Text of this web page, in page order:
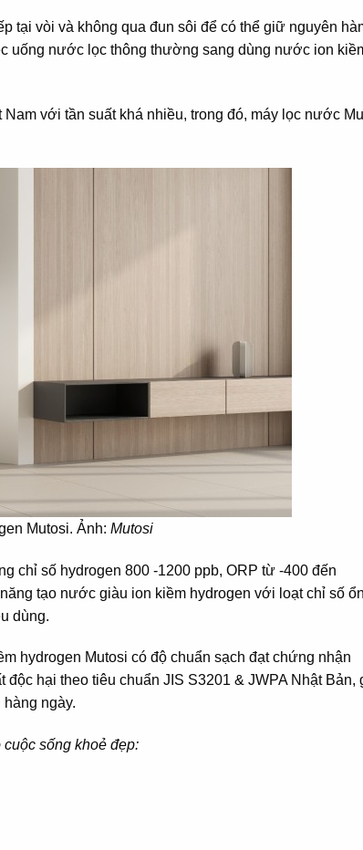
tại vòi và không qua đun sôi để có thể giữ nguyên
uống nước lọc thông thường sang dùng nước ion
với tần suất khá nhiều, trong đó, máy lọc nước
Mutosi. Ảnh: Mutosi
chỉ số hydrogen 800 -1200 ppb, ORP từ -400 đến
tạo nước giàu ion kiềm hydrogen với loạt chỉ số ổn
dùng.
hydrogen Mutosi có độ chuẩn sạch đạt chứng nhận
hại theo tiêu chuẩn JIS S3201 & JWPA Nhật Bản,
ngày.
sống khoẻ đẹp: